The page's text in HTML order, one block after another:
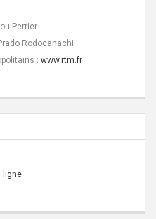
Perrier.
Rodocanachi
: www.rtm.fr
ligne